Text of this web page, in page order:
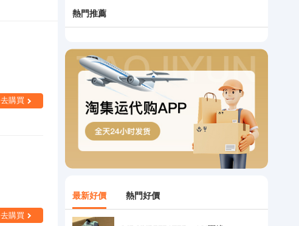
去購買
去購買
熱門推薦
最新好價 熱門好價